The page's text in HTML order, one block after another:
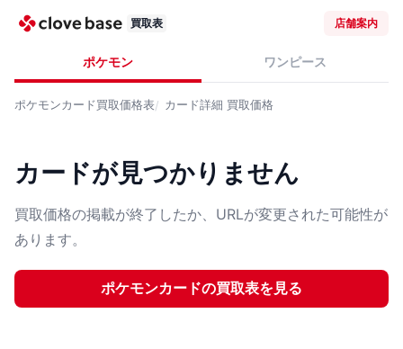
買取表 店舗案内
ポケモン ワンピース
ポケモンカード買取価格表 カード詳細 買取価格
カードが見つかりません
買取価格の掲載が終了したか、URLが変更された可能性が
あります。
ポケモンカードの買取表を見る